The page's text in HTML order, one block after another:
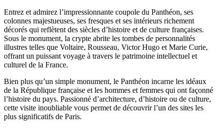
Entrez et admirez l’impressionnante coupole du Panthéon, ses
colonnes majestueuses, ses fresques et ses intérieurs richement
décorés qui reflètent des siècles d’histoire et de culture françaises.
Sous le monument, la crypte abrite les tombes de personnalités
illustres telles que Voltaire, Rousseau, Victor Hugo et Marie Curie,
offrant un puissant voyage à travers le patrimoine intellectuel et
culturel de la France.
Bien plus qu’un simple monument, le Panthéon incarne les idéaux
de la République française et les hommes et femmes qui ont façonné
l’histoire du pays. Passionné d’architecture, d’histoire ou de culture,
cette visite inoubliable vous permet de découvrir l’un des sites les
plus significatifs de Paris.